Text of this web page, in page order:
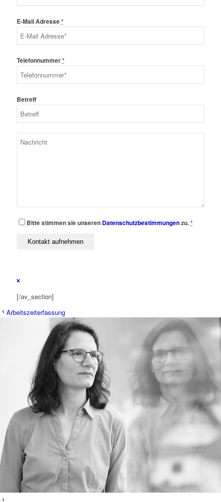
E-Mail Adresse*
Telefonnummer*
Betreff
Bitte stimmen sie unseren Datenschutzbestimmungenzu.*
[/av_section]
Arbeitszeiterfassung